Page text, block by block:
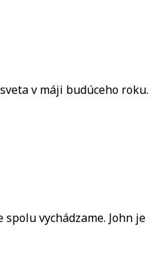
v máji budúceho roku.
vychádzame. John je